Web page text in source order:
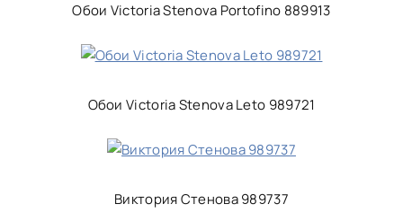
Обои Victoria Stenova Portofino 889913
Обои Victoria Stenova Leto 989721
Виктория Стенова 989737